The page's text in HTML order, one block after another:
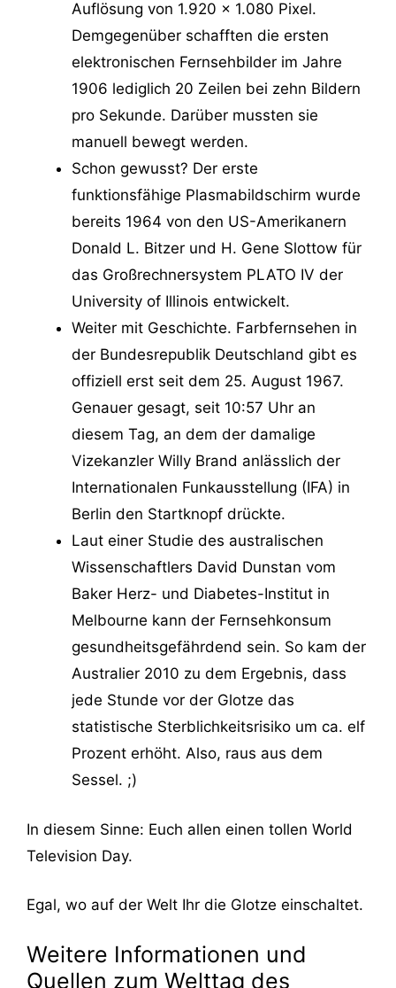
Auflösung von 1.920 x 1.080 Pixel.
Demgegenüber schafften die ersten
elektronischen Fernsehbilder im Jahre
1906 lediglich 20 Zeilen bei zehn Bildern
pro Sekunde. Darüber mussten sie
manuell bewegt werden.
Schon gewusst? Der erste
funktionsfähige Plasmabildschirm wurde
bereits 1964 von den US-Amerikanern
Donald L. Bitzer und H. Gene Slottow für
das Großrechnersystem PLATO IV der
University of Illinois entwickelt.
Weiter mit Geschichte. Farbfernsehen in
der Bundesrepublik Deutschland gibt es
offiziell erst seit dem 25. August 1967.
Genauer gesagt, seit 10:57 Uhr an
diesem Tag, an dem der damalige
Vizekanzler Willy Brand anlässlich der
Internationalen Funkausstellung (IFA) in
Berlin den Startknopf drückte.
Laut einer Studie des australischen
Wissenschaftlers David Dunstan vom
Baker Herz- und Diabetes-Institut in
Melbourne kann der Fernsehkonsum
gesundheitsgefährdend sein. So kam der
Australier 2010 zu dem Ergebnis, dass
jede Stunde vor der Glotze das
statistische Sterblichkeitsrisiko um ca. elf
Prozent erhöht. Also, raus aus dem
Sessel. ;)
In diesem Sinne: Euch allen einen tollen World
Television Day.
Egal, wo auf der Welt Ihr die Glotze einschaltet.
Weitere Informationen und
Quellen zum Welttag des